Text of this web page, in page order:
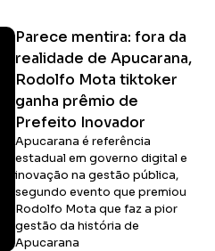
Parece mentira: fora da
realidade de Apucarana,
Rodolfo Mota tiktoker
ganha prêmio de
Prefeito Inovador
Apucarana é referência
estadual em governo digital e
inovação na gestão pública,
segundo evento que premiou
Rodolfo Mota que faz a pior
gestão da história de
Apucarana